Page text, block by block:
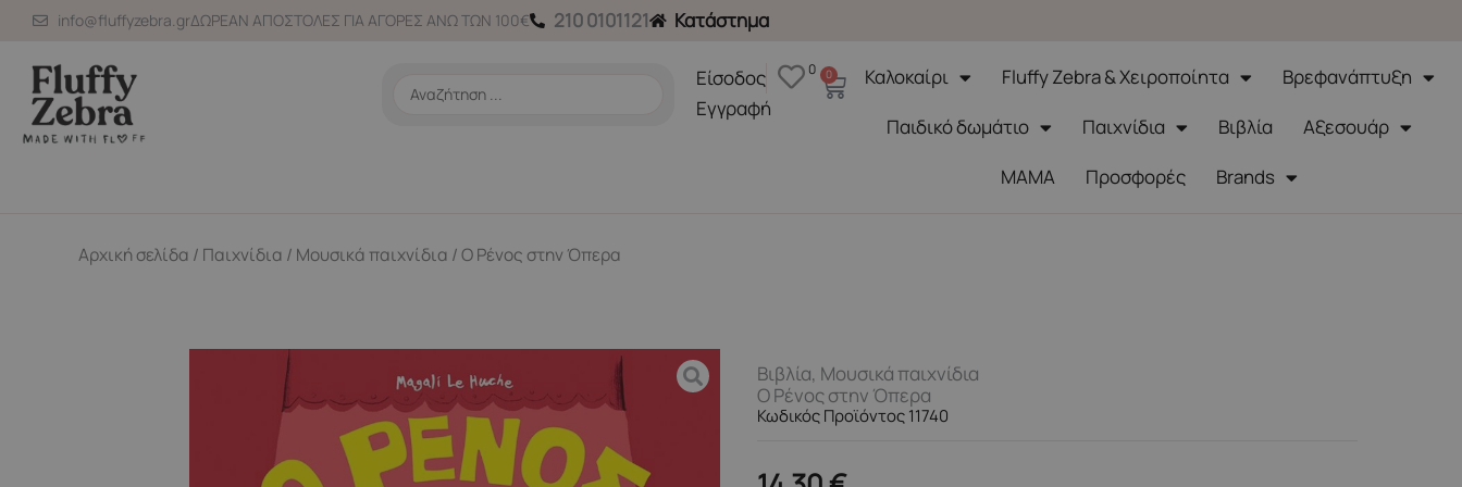
Μετάβαση
περιεχόμενο
info@fluffyzebra.grΔΩΡΕΑΝ ΑΠΟΣΤΟΛΕΣ ΓΙΑ ΑΓΟΡΕΣ ΑΝΩ ΤΩΝ 100€ 210 0101121 Κατάστημα
Search
Είσοδος
Εγγραφή
0 0
CartΚαλοκαίρι Fluffy Zebra & Χειροποίητα
Βρεφανάπτυξη
Παιδικό δωμάτιο
Παιχνίδια Βιβλία
Αξεσουάρ
ΜΑΜΑ
Προσφορές Brands
Αρχική σελίδα / Παιχνίδια / Μουσικά παιχνίδια / Ο Ρένος στην Όπερα
Βιβλία, Μουσικά παιχνίδια
Ο Ρένος στην Όπερα
Κωδικός Προϊόντος 11740